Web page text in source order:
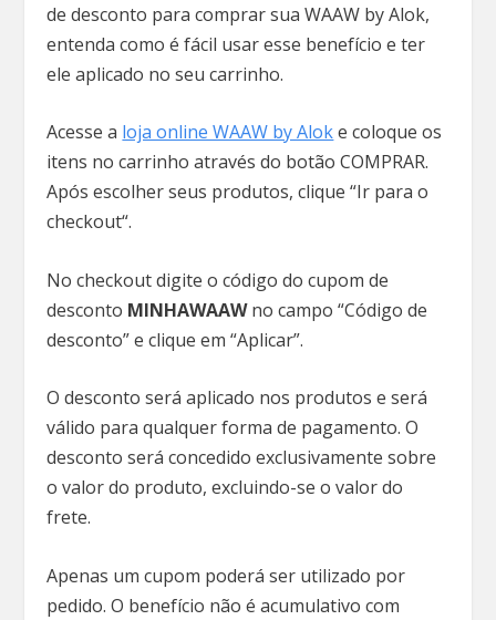
de desconto para comprar sua WAAW by Alok,
entenda como é fácil usar esse benefício e ter
ele aplicado no seu carrinho.
Acesse a loja online WAAW by Aloke coloque os
itens no carrinho através do botão COMPRAR.
Após escolher seus produtos, clique “Ir para o
checkout“.
No checkout digite o código do cupom de
desconto MINHAWAAWno campo “Código de
desconto” e clique em “Aplicar”.
O desconto será aplicado nos produtos e será
válido para qualquer forma de pagamento. O
desconto será concedido exclusivamente sobre
o valor do produto, excluindo-se o valor do
frete.
Apenas um cupom poderá ser utilizado por
pedido. O benefício não é acumulativo com